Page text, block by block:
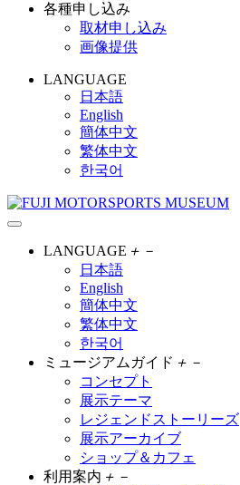
各種申し込み
取材申し込み
画像提供
LANGUAGE
日本語
English
簡体中文
繁体中文
한국어
LANGUAGE ＋ －
日本語
English
簡体中文
繁体中文
한국어
ミュージアムガイド ＋ －
コンセプト
展示テーマ
レジェンドストーリーズ
展示アーカイブ
ショップ＆カフェ
利用案内 ＋ －